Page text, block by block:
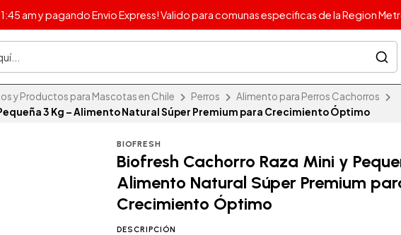
am y pagando Envio Express! Valido para comunas especificas de la Region
y Productos para Mascotas en Chile Perros
Alimento para Perros Cachorros
3 Kg – Alimento Natural Súper Premium para Crecimiento Óptimo
BIOFRESH
Biofresh Cachorro Raza Mini y
Alimento Natural Súper Premium
Crecimiento Óptimo
DESCRIPCIÓN